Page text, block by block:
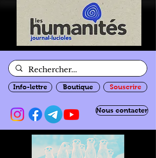
Info-lettre Boutique Souscrire
Nous contacter